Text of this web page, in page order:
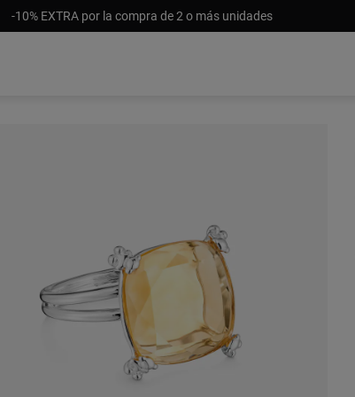
-10% EXTRA por la compra de 2 o más unidades